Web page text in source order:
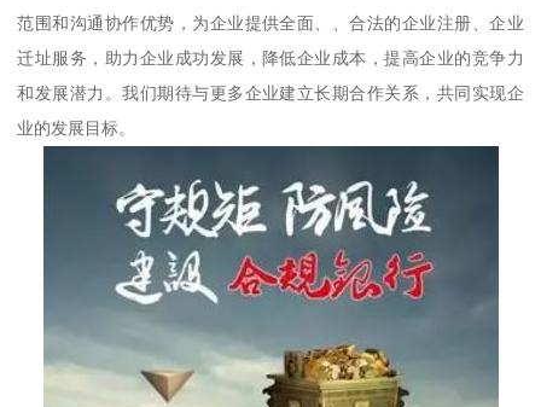
范围和沟通协作优势，为企业提供全面、、合法的企业注册、企业
迁址服务，助力企业成功发展，降低企业成本，提高企业的竞争力
和发展潜力。我们期待与更多企业建立长期合作关系，共同实现企
业的发展目标。